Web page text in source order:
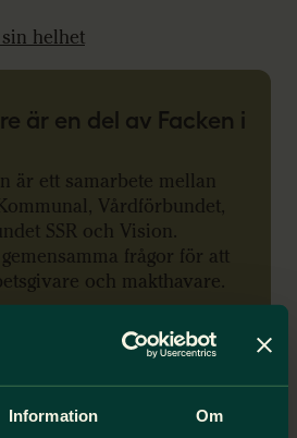
Information Om
helhet
är en del av Facken i
är ett samarbete mellan
Vårdförbundet,
SSR och Vision.
frågor för att
och makthavare.
förbunden 1,2 miljoner
har pågått sedan 2022.